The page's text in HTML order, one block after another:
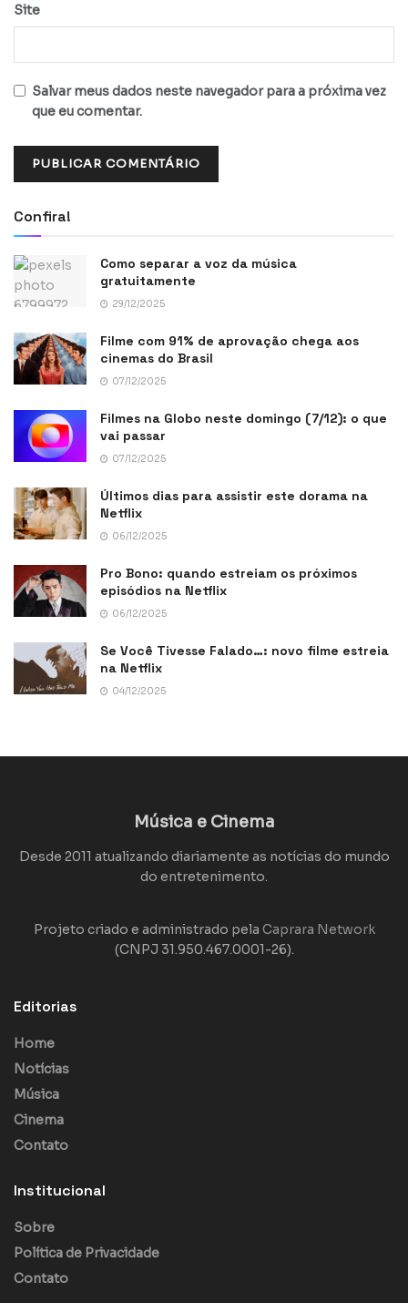
Site
Salvar meus dados neste navegador para a próxima vez
que eu comentar.
Confira!
Como separar a voz da música
gratuitamente
29/12/2025
Filme com 91% de aprovação chega aos
cinemas do Brasil
07/12/2025
Filmes na Globo neste domingo (7/12): o que
vai passar
07/12/2025
Últimos dias para assistir este dorama na
Netflix
06/12/2025
Pro Bono: quando estreiam os próximos
episódios na Netflix
06/12/2025
Se Você Tivesse Falado…: novo filme estreia
na Netflix
04/12/2025
Música e Cinema
Desde 2011 atualizando diariamente as notícias do mundo
do entretenimento.
Projeto criado e administrado pela Caprara Network
(CNPJ 31.950.467.0001-26).
Editorias
Home
Notícias
Música
Cinema
Contato
Institucional
Sobre
Política de Privacidade
Contato